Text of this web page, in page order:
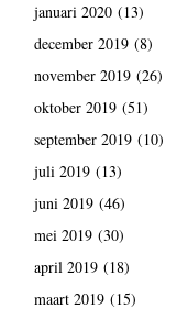
januari 2020(13)
december 2019(8)
november 2019(26)
oktober 2019(51)
september 2019(10)
juli 2019(13)
juni 2019(46)
mei 2019(30)
april 2019(18)
maart 2019(15)